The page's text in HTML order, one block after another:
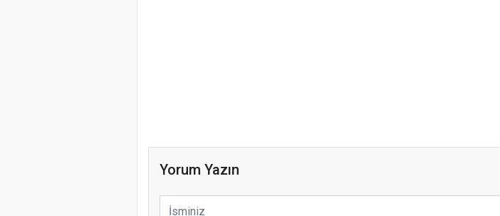
Yorum Yazın